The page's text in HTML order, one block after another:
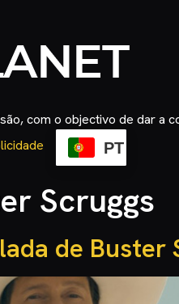
com o objectivo de dar a
PT
Scruggs
de Buster